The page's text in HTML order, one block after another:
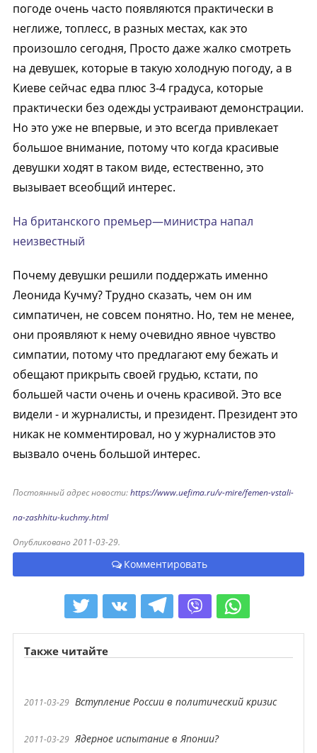
погоде очень часто появляются практически в
неглиже, топлесс, в разных местах, как это
произошло сегодня, Просто даже жалко смотреть
на девушек, которые в такую холодную погоду, а в
Киеве сейчас едва плюс 3-4 градуса, которые
практически без одежды устраивают демонстрации.
Но это уже не впервые, и это всегда привлекает
большое внимание, потому что когда красивые
девушки ходят в таком виде, естественно, это
вызывает всеобщий интерес.
На британского премьер—министра напал
неизвестный
Почему девушки решили поддержать именно
Леонида Кучму? Трудно сказать, чем он им
симпатичен, не совсем понятно. Но, тем не менее,
они проявляют к нему очевидно явное чувство
симпатии, потому что предлагают ему бежать и
обещают прикрыть своей грудью, кстати, по
большей части очень и очень красивой. Это все
видели - и журналисты, и президент. Президент это
никак не комментировал, но у журналистов это
вызвало очень большой интерес.
Постоянный адрес новости:https://www.uefima.ru/v-mire/femen-vstali-
na-zashhitu-kuchmy.html
Опубликовано 2011-03-29.
Комментировать
Также читайте
2011-03-29 Вступление России в политический кризис
2011-03-29 Ядерное испытание в Японии?